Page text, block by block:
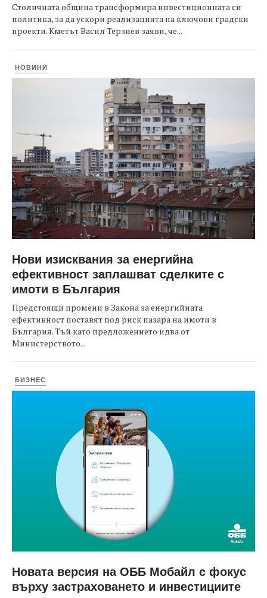
Столичната община трансформира инвестиционната си
политика, за да ускори реализацията на ключови градски
проекти. Кметът Васил Терзиев заяви, че...
НОВИНИ
Нови изисквания за енергийна
ефективност заплашват сделките с
имоти в България
Предстоящи промени в Закона за енергийната
ефективност поставят под риск пазара на имоти в
България. Тъй като предложението идва от
Министерството...
БИЗНЕС
Новата версия на ОББ Мобайл с фокус
върху застраховането и инвестициите